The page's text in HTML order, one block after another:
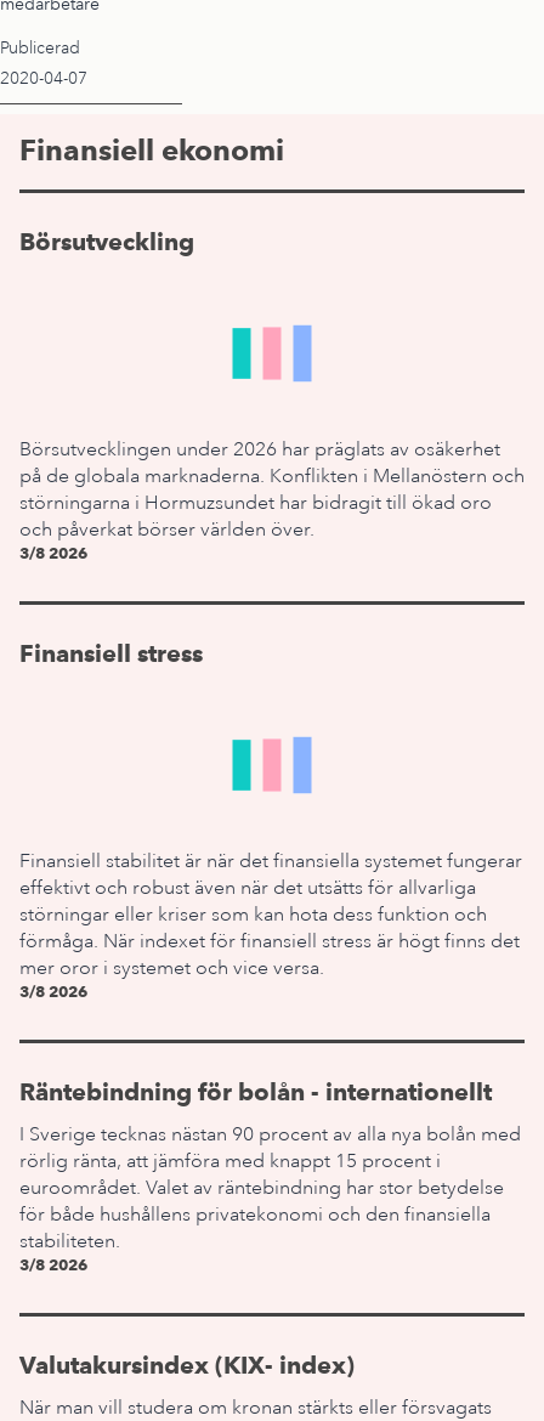
medarbetare
Publicerad
2020-04-07
Finansiell ekonomi
Börsutveckling
Börsutvecklingen under 2026 har präglats av osäkerhet
på de globala marknaderna. Konflikten i Mellanöstern och
störningarna i Hormuzsundet har bidragit till ökad oro
och påverkat börser världen över.
3/8 2026
Finansiell stress
Finansiell stabilitet är när det finansiella systemet fungerar
effektivt och robust även när det utsätts för allvarliga
störningar eller kriser som kan hota dess funktion och
förmåga. När indexet för finansiell stress är högt finns det
mer oror i systemet och vice versa.
3/8 2026
Räntebindning för bolån - internationellt
I Sverige tecknas nästan 90 procent av alla nya bolån med
rörlig ränta, att jämföra med knappt 15 procent i
euroområdet. Valet av räntebindning har stor betydelse
för både hushållens privatekonomi och den finansiella
stabiliteten.
3/8 2026
Valutakursindex (KIX- index)
När man vill studera om kronan stärkts eller försvagats